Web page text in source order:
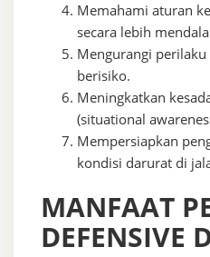
Memahami aturan
secara lebih
Mengurangi
berisiko.
Meningkatkan
(situational
Mempersiapkan
kondisi darurat di
MANFAAT
DEFENSIVE